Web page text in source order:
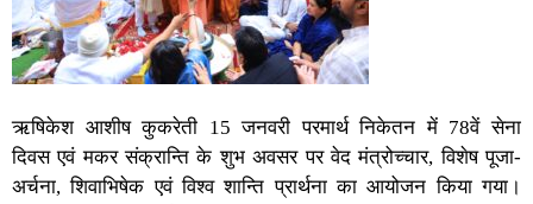
ऋषिकेश आशीष कुकरेती 15 जनवरी परमार्थ निकेतन में 78वें सेना
दिवस एवं मकर संक्रान्ति के शुभ अवसर पर वेद मंत्रोच्चार, विशेष पूजा-
अर्चना, शिवाभिषेक एवं विश्व शान्ति प्रार्थना का आयोजन किया गया।